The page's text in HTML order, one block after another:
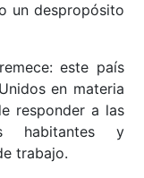
un despropósito
este país
en materia
responder a las
habitantes y
trabajo.